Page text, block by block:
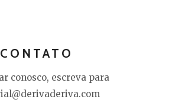
CONTATO
conosco, escreva para